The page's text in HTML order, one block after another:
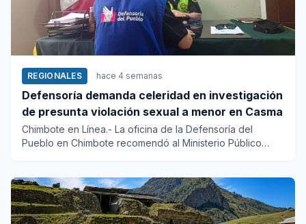
REGIONALES hace 4 semanas
Defensoría demanda celeridad en investigación
de presunta violación sexual a menor en Casma
Chimbote en Línea.- La oficina de la Defensoría del
Pueblo en Chimbote recomendó al Ministerio Público